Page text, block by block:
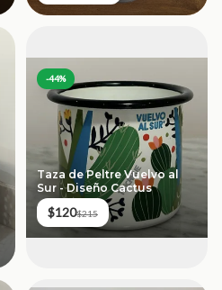
-44%
Taza de Peltre Vuelvo al
Sur - Diseño Cactus
$120$215